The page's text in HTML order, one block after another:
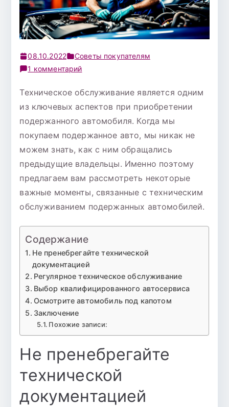
08.10.2022
Советы покупателям
1 комментарийк
Что
нужно
знать
о
техническом
обслуживании
подержанных
автомобилей
Техническое обслуживание является одним
из ключевых аспектов при приобретении
подержанного автомобиля. Когда мы
покупаем подержанное авто, мы никак не
можем знать, как с ним обращались
предыдущие владельцы. Именно поэтому
предлагаем вам рассмотреть некоторые
важные моменты, связанные с техническим
обслуживанием подержанных автомобилей.
Содержание
Не пренебрегайте технической
документацией
Регулярное техническое обслуживание
Выбор квалифицированного автосервиса
Осмотрите автомобиль под капотом
Заключение
Похожие записи:
Не пренебрегайте
технической
документацией